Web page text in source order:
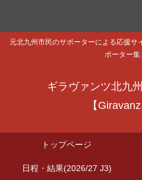
元北九州市民のサポーターによる応援サ
ポーター集
ギラヴァンツ北九
【
トップページ
日程・結果(2026/27 J3)